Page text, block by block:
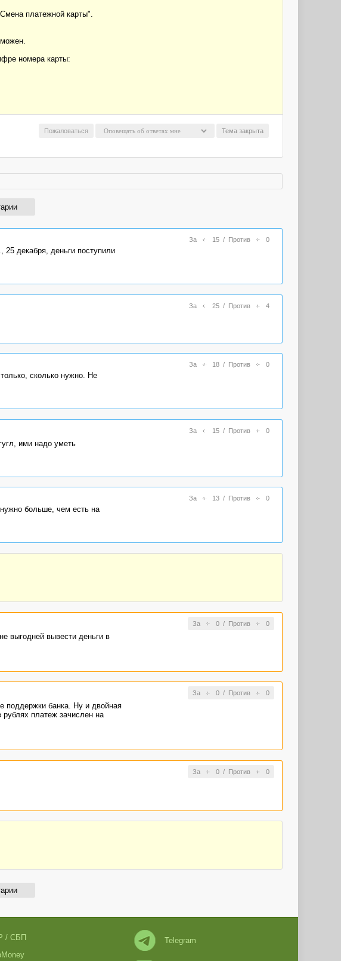
платежной карты".
номера карты:
Тема закрыта
Пожаловаться
За 15/ Против 0
декабря, деньги поступили
За 25/ Против 4
За 18/ Против 0
сколько нужно. Не
За 15/ Против 0
ими надо уметь
За 13/ Против 0
больше, чем есть на
За 0/ Против 0
выгодней вывести деньги в
За 0/ Против 0
поддержки банка. Ну и двойная
платеж зачислен на
За 0/ Против 0
/ СБП
Telegram